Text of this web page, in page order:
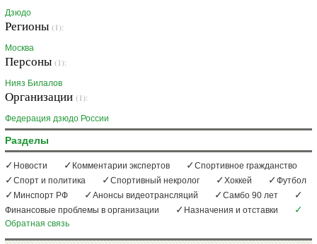
Дзюдо
Регионы (1):
Москва
Персоны (1):
Нияз Билалов
Организации (1):
Федерация дзюдо России
Разделы
Новости Комментарии экспертов
Спортивное гражданство
Спорт и политика
Спортивный некролог Хоккей
Футбол
Минспорт РФ
Анонсы видеотрансляций
Самбо 90 лет
Финансовые проблемы в организации
Назначения и отставки
Обратная связь